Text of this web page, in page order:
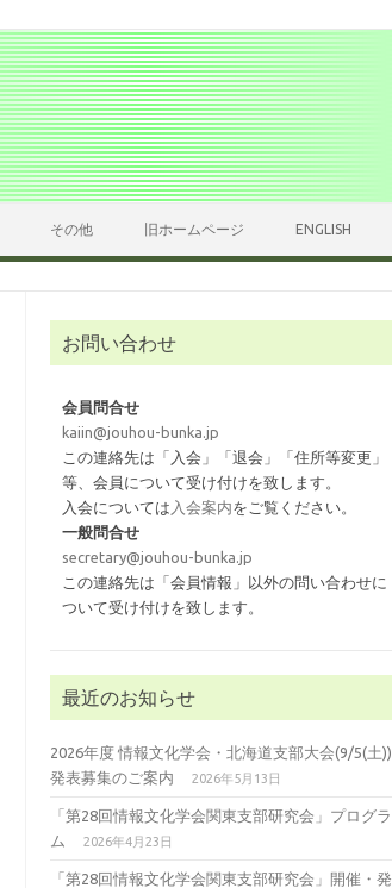
その他 旧ホームページ ENGLISH
お問い合わせ
会員問合せ
kaiin@jouhou-bunka.jp
この連絡先は「入会」「退会」「住所等変更」
等、会員について受け付けを致します。
入会については 入会案内をご覧ください。
一般問合せ
secretary@jouhou-bunka.jp
この連絡先は「会員情報」以外の問い合わせに
ついて受け付けを致します。
最近のお知らせ
2026年度 情報文化学会・北海道支部大会(9/5(土))
発表募集のご案内
2026年5月13日
「第28回情報文化学会関東支部研究会」プログラ
ム
2026年4月23日
「第28回情報文化学会関東支部研究会」開催・発